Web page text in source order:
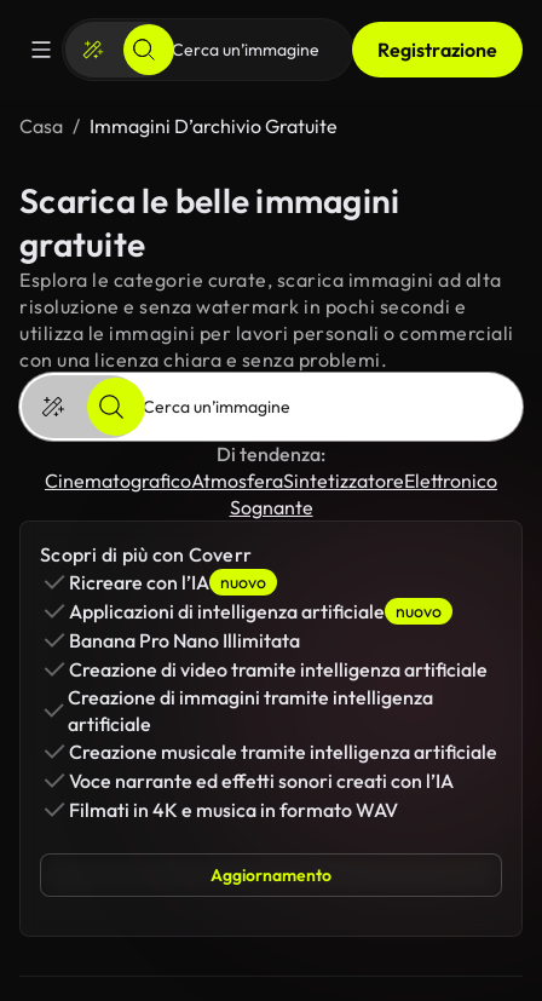
Registrazione
Casa Immagini D’archivio Gratuite
Scarica le belle immagini
gratuite
Esplora le categorie curate, scarica immagini ad alta
risoluzione e senza watermark in pochi secondi e
utilizza le immagini per lavori personali o commerciali
con una licenza chiara e senza problemi.
Di tendenza:
CinematograficoAtmosferaSintetizzatoreElettronico
Sognante
Scopri di più con Coverr
Ricreare con l’IA nuovo
Applicazioni di intelligenza artificiale nuovo
Banana Pro Nano Illimitata
Creazione di video tramite intelligenza artificiale
Creazione di immagini tramite intelligenza
artificiale
Creazione musicale tramite intelligenza artificiale
Voce narrante ed effetti sonori creati con l’IA
Filmati in 4K e musica in formato WAV
Aggiornamento